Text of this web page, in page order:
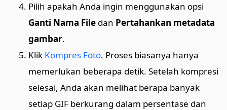
Pilih apakah Anda ingin menggunakan opsi
Ganti Nama File dan Pertahankan metadata
gambar.
Klik Kompres Foto. Proses biasanya hanya
memerlukan beberapa detik. Setelah kompresi
selesai, Anda akan melihat berapa banyak
setiap GIF berkurang dalam persentase dan